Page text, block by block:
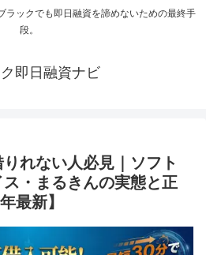
ラックでも即日融資を諦めないための最終手
段。
即日融資ナビ
れない人必見｜ソフト
・まるきんの実態と正
最新】